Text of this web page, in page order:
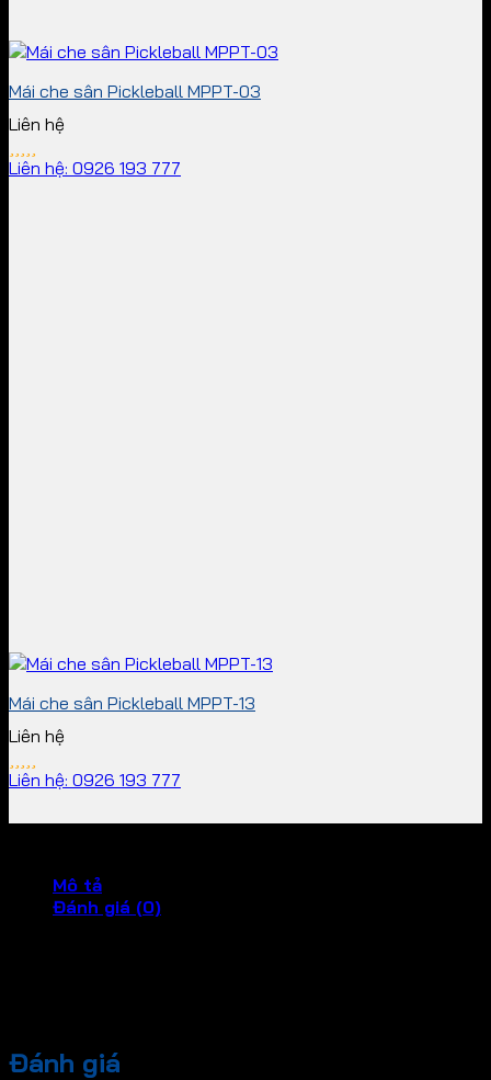
Mái che sân Pickleball MPPT-03
Liên hệ
Liên hệ: 0926 193 777
Mái che sân Pickleball MPPT-13
Liên hệ
Liên hệ: 0926 193 777
Mô tả
Đánh giá (0)
Đánh giá